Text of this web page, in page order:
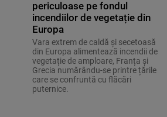
periculoase pe fondul
incendiilor de vegetație din
Europa
Vara extrem de caldă și secetoasă
din Europa alimentează incendii de
vegetație de amploare, Franța și
Grecia numărându-se printre țările
care se confruntă cu flăcări
puternice.